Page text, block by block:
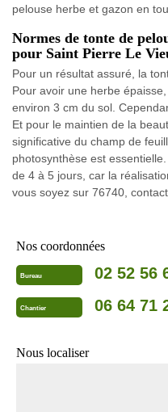
pelouse herbe et gazon en
Normes de tonte de
pour Saint Pierre Le
Pour un résultat assuré, la
Pour avoir une herbe
environ 3 cm du sol.
Et pour le maintien de la
significative du champ de
photosynthèse est
de 4 à 5 jours, car la
vous soyez sur 76740,
Nos coordonnées
Bureau 02 52 56
Chantier 06 64 71
Nous localiser